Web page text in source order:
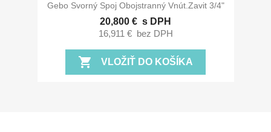
Gebo Svorný Spoj Obojstranný Vnút.zavit 3/4"
20,800 € s DPH
16,911 € bez DPH
shopping_cart VLOŽIŤ DO KOŠÍKA